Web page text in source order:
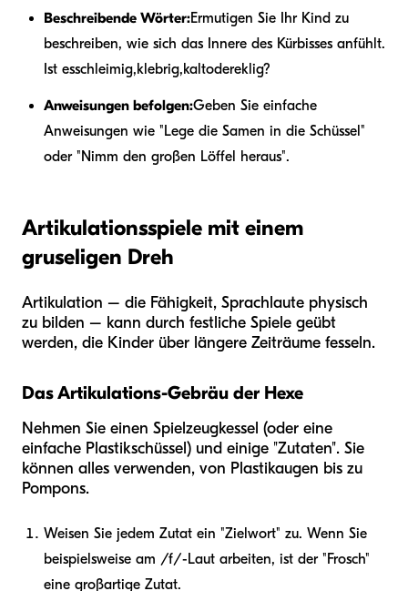
Beschreibende Wörter:Ermutigen Sie Ihr Kind zu
beschreiben, wie sich das Innere des Kürbisses anfühlt.
Ist esschleimig,klebrig,kaltodereklig?
Anweisungen befolgen:Geben Sie einfache
Anweisungen wie "Lege die Samen in die Schüssel"
oder "Nimm den großen Löffel heraus".
Artikulationsspiele mit einem
gruseligen Dreh
Artikulation – die Fähigkeit, Sprachlaute physisch
zu bilden – kann durch festliche Spiele geübt
werden, die Kinder über längere Zeiträume fesseln.
Das Artikulations-Gebräu der Hexe
Nehmen Sie einen Spielzeugkessel (oder eine
einfache Plastikschüssel) und einige "Zutaten". Sie
können alles verwenden, von Plastikaugen bis zu
Pompons.
Weisen Sie jedem Zutat ein "Zielwort" zu. Wenn Sie
beispielsweise am /f/-Laut arbeiten, ist der "Frosch"
eine großartige Zutat.